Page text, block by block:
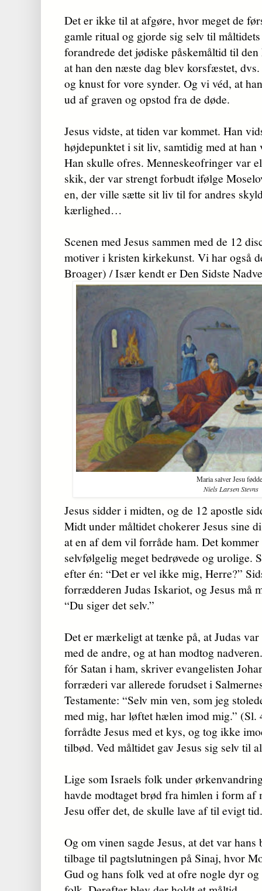
Det er ikke til at afgøre, hvor meget de
gamle ritual og gjorde sig selv til
forandrede det jødiske påskemåltid til
at han den næste dag blev korsfæstet,
og knust for vore synder. Og vi véd, at
ud af graven og opstod fra de døde.
Jesus vidste, at tiden var kommet. Han
højdepunktet i sit liv, samtidig med at
Han skulle ofres. Menneskeofringer var
skik, der var strengt forbudt ifølge
en, der ville sætte sit liv til for andres
kærlighed…
Scenen med Jesus sammen med de 12
motiver i kristen kirkekunst. Vi har også
Broager) / Især kendt er Den Sidste
Maria salver Jesu
Niels Larsen Stevns
Jesus sidder i midten, og de 12 apostle
Midt under måltidet chokerer Jesus sine
at en af dem vil forråde ham. Det
selvfølgelig meget bedrøvede og urolige.
efter én: “Det er vel ikke mig, Herre?”
forrædderen Judas Iskariot, og Jesus må
“Du siger det selv.”
Det er mærkeligt at tænke på, at Judas
med de andre, og at han modtog
fór Satan i ham, skriver evangelisten
forræderi var allerede forudset i
Testamente: “Selv min ven, som jeg
med mig, har løftet hælen imod mig.” (Sl.
forrådte Jesus med et kys, og tog ikke
tilbød. Ved måltidet gav Jesus sig selv til
Lige som Israels folk under
havde modtaget brød fra himlen i form af
Jesu offer det, de skulle lave af til evigt
Og om vinen sagde Jesus, at det var
tilbage til pagtslutningen på Sinaj, hvor
Gud og hans folk ved at ofre nogle dyr